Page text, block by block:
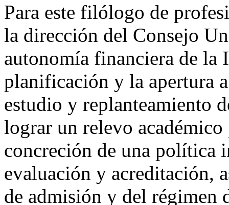
Para este filólogo de
la dirección del Consejo
autonomía financiera de la
planificación y la apertura
estudio y replanteamiento
lograr un relevo
concreción de una política
evaluación y acreditación,
de admisión y del régimen